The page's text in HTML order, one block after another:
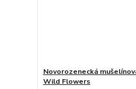
Novorozenecká
Wild Flowers